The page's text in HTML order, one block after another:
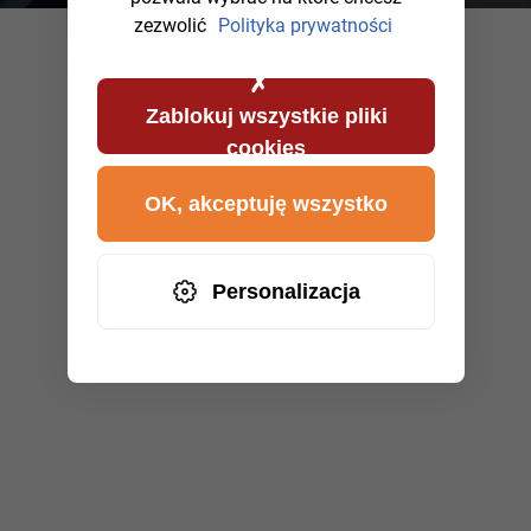
zezwolić Polityka prywatności
Zablokuj wszystkie pliki
cookies
Personalizacja
OK, akceptuję wszystko